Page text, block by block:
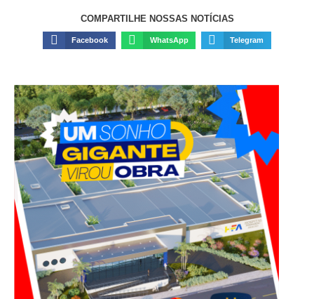
COMPARTILHE NOSSAS NOTÍCIAS
Facebook WhatsApp Telegram